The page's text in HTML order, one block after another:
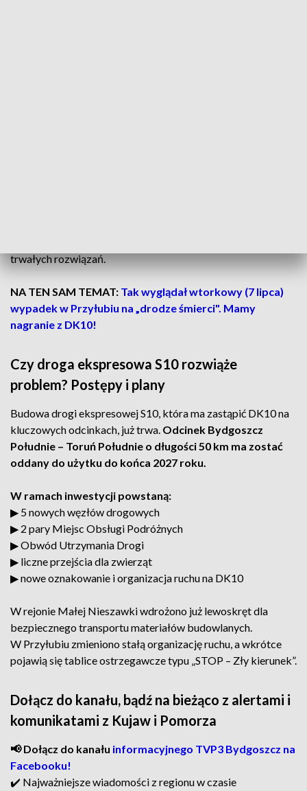
trwałych rozwiązań.
NA TEN SAM TEMAT: Tak wyglądał wtorkowy (7 lipca)
wypadek w Przyłubiu na „drodze śmierci". Mamy
nagranie z DK10!
Czy droga ekspresowa S10 rozwiąże
problem? Postępy i plany
Budowa drogi ekspresowej S10, która ma zastąpić DK10 na
kluczowych odcinkach, już trwa. Odcinek Bydgoszcz
Południe – Toruń Południe o długości 50 km ma zostać
oddany do użytku do końca 2027 roku.
W ramach inwestycji powstaną:
▶︎ 5 nowych węzłów drogowych
▶︎ 2 pary Miejsc Obsługi Podróżnych
▶︎ Obwód Utrzymania Drogi
▶︎ liczne przejścia dla zwierząt
▶︎ nowe oznakowanie i organizacja ruchu na DK10
W rejonie Małej Nieszawki wdrożono już lewoskręt dla
bezpiecznego transportu materiałów budowlanych.
W Przyłubiu zmieniono stałą organizację ruchu, a wkrótce
pojawią się tablice ostrzegawcze typu „STOP – Zły kierunek”.
Dołącz do kanału, bądź na bieżąco z alertami i
komunikatami z Kujaw i Pomorza
📢 Dołącz do kanału informacyjnego TVP3 Bydgoszcz na
Facebooku!
✔️ Najważniejsze wiadomości z regionu w czasie